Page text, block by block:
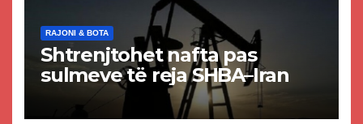
RAJONI & BOTA
Shtrenjtohet nafta pas
sulmeve të reja SHBA–Iran